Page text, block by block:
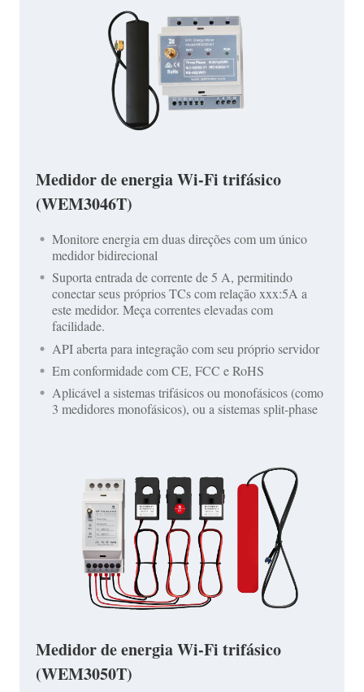
Medidor de energia Wi-Fi trifásico
(WEM3046T)
Monitore energia em duas direções com um único
medidor bidirecional
Suporta entrada de corrente de 5 A, permitindo
conectar seus próprios TCs com relação xxx:5A a
este medidor. Meça correntes elevadas com
facilidade.
API aberta para integração com seu próprio servidor
Em conformidade com CE, FCC e RoHS
Aplicável a sistemas trifásicos ou monofásicos (como
3 medidores monofásicos), ou a sistemas split-phase
Medidor de energia Wi-Fi trifásico
(WEM3050T)